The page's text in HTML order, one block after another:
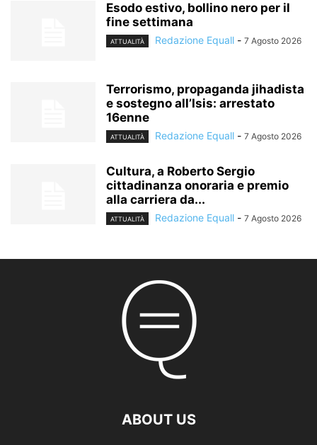
Esodo estivo, bollino nero per il
fine settimana
ATTUALITÀ Redazione Equall - 7 Agosto 2026
Terrorismo, propaganda jihadista
e sostegno all’Isis: arrestato
16enne
ATTUALITÀ Redazione Equall - 7 Agosto 2026
Cultura, a Roberto Sergio
cittadinanza onoraria e premio
alla carriera da...
ATTUALITÀ Redazione Equall - 7 Agosto 2026
ABOUT US